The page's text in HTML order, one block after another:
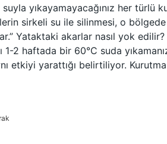
yıkayamayacağınız her türlü
sirkeli su ile silinmesi, o bölgede
Yataktaki akarlar nasıl yok edilir?
1-2 haftada bir 60°C suda
etkiyi yarattığı belirtiliyor.